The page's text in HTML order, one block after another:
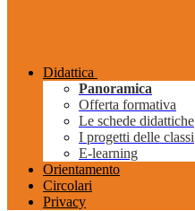
Didattica
Panoramica
Offerta formativa
Le schede didattiche
I progetti delle classi
E-learning
Orientamento
Circolari
Privacy